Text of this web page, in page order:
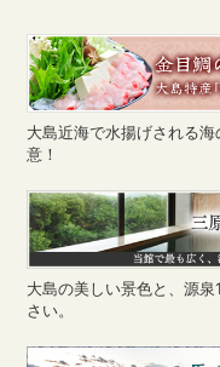
大島近海で水揚げされる
意！
大島の美しい景色と、源
さい。